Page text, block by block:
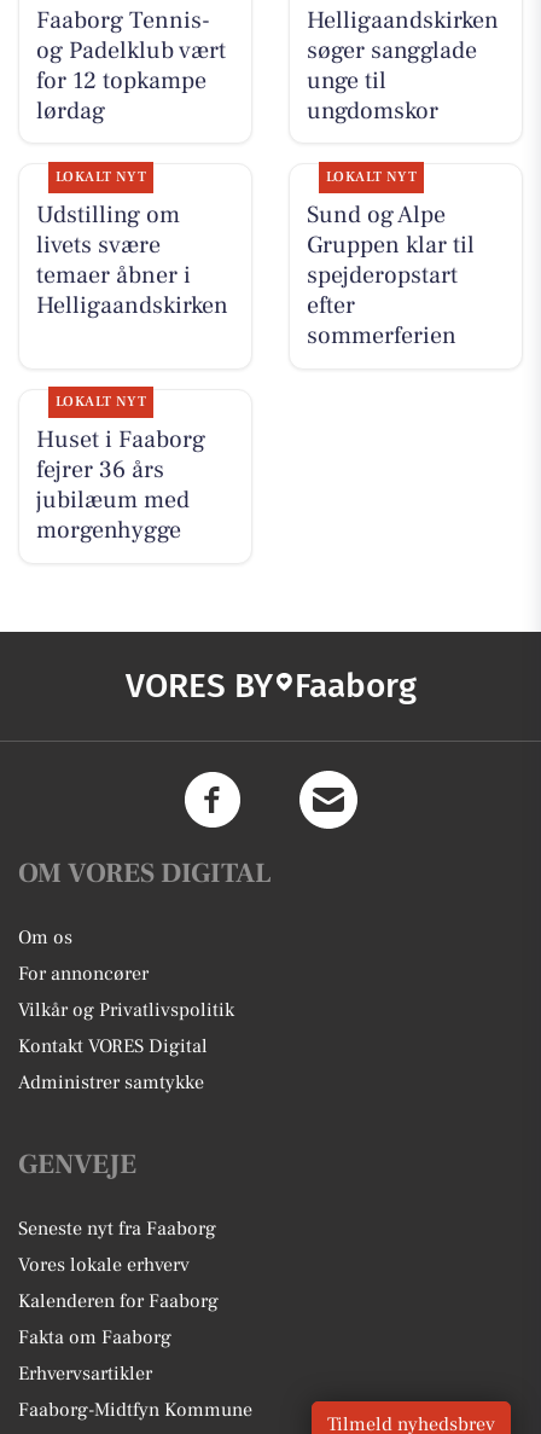
Faaborg Tennis-
og Padelklub vært
for 12 topkampe
lørdag
Helligaandskirken
søger sangglade
unge til
ungdomskor
LOKALT NYT
Udstilling om
livets svære
temaer åbner i
Helligaandskirken
LOKALT NYT
Sund og Alpe
Gruppen klar til
spejderopstart
efter
sommerferien
LOKALT NYT
Huset i Faaborg
fejrer 36 års
jubilæum med
morgenhygge
VORES BY Faaborg
OM VORES DIGITAL
Om os
For annoncører
Vilkår og Privatlivspolitik
Kontakt VORES Digital
Administrer samtykke
GENVEJE
Seneste nyt fra Faaborg
Vores lokale erhverv
Kalenderen for Faaborg
Fakta om Faaborg
Erhvervsartikler
Faaborg-Midtfyn Kommune
Tilmeld nyhedsbrev